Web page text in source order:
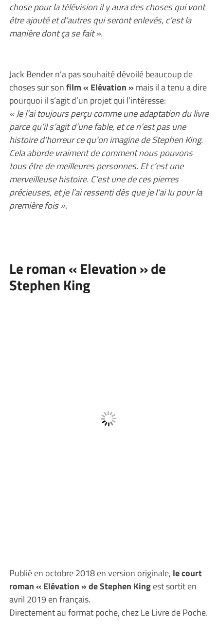
chose pour la télévision il y aura des choses qui vont
être ajouté et d’autres qui seront enlevés, c’est la
manière dont ça se fait ».
Jack Bender n’a pas souhaité dévoilé beaucoup de
choses sur sonfilm « Elévation » mais il a tenu a dire
pourquoi il s’agit d’un projet qui l’intéresse:
« Je l’ai toujours perçu comme une adaptation du livre
parce qu’il s’agit d’une fable, et ce n’est pas une
histoire d’horreur ce qu’on imagine de Stephen King.
Cela aborde vraiment de comment nous pouvons
tous être de meilleures personnes. Et c’est une
merveilleuse histoire. C’est une de ces pierres
précieuses, et je l’ai ressenti dès que je l’ai lu pour la
première fois ».
Le roman « Elevation » de
Stephen King
Publié en octobre 2018 en version originale, le court
roman « Elévation » de Stephen Kingest sortit en
avril 2019 en français.
Directement au format poche, chez Le Livre de Poche.